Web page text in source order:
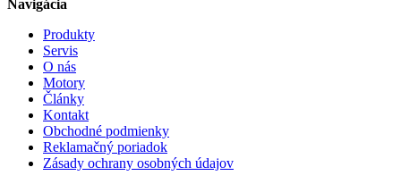
Navigácia
Produkty
Servis
O nás
Motory
Články
Kontakt
Obchodné podmienky
Reklamačný poriadok
Zásady ochrany osobných údajov